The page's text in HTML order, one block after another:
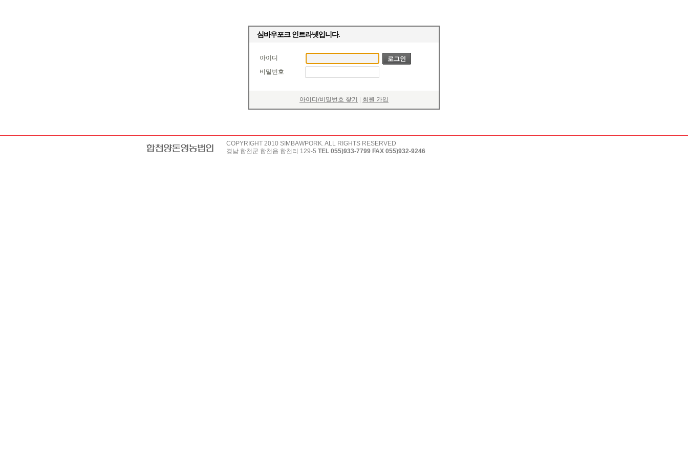
심바우포크 인트라넷입니다.
아이디
비밀번호
아이디/비밀번호 찾기 회원 가입
COPYRIGHT 2010 SIMBAWPORK. ALL RIGHTS RESERVED
경남 합천군 합천읍 합천리 129-5 TEL 055)933-7799 FAX 055)932-9246